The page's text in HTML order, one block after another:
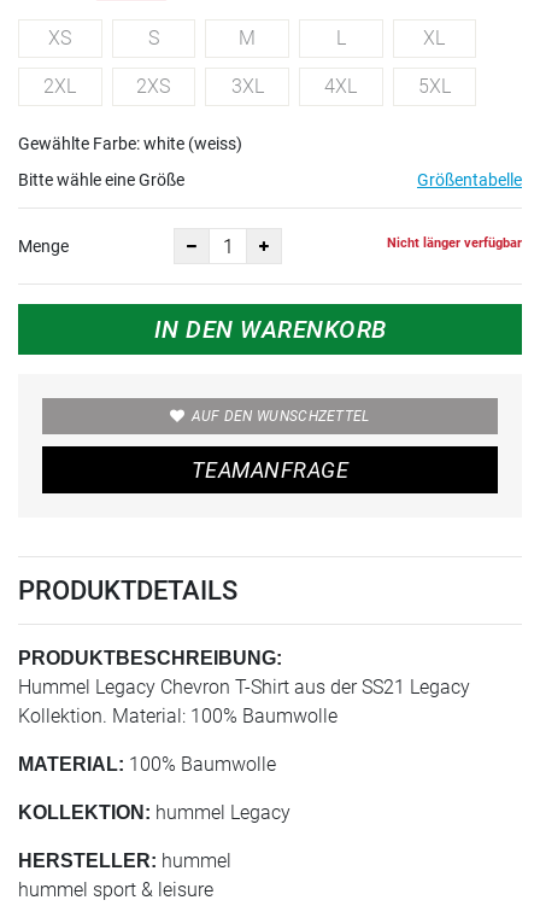
XS S M L XL
2XL 2XS 3XL 4XL 5XL
Gewählte Farbe: white (weiss)
Bitte wähle eine Größe
Größentabelle
Menge Nicht länger verfügbar
IN DEN WARENKORB
AUF DEN WUNSCHZETTEL
TEAMANFRAGE
PRODUKTDETAILS
PRODUKTBESCHREIBUNG:
Hummel Legacy Chevron T-Shirt aus der SS21 Legacy
Kollektion. Material: 100% Baumwolle
MATERIAL: 100% Baumwolle
KOLLEKTION: hummel Legacy
HERSTELLER: hummel
hummel sport & leisure